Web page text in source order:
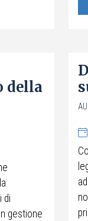
della
di
gestione